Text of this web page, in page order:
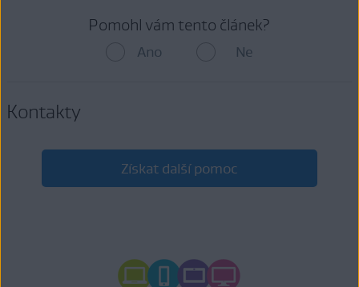
Pomohl vám tento článek?
Ano Ne
Kontakty
Získat další pomoc